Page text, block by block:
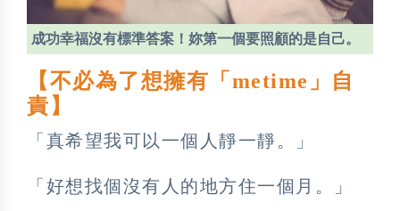
成功幸福沒有標準答案！妳第一個要照顧的是自己。
【不必為了想擁有「metime」自
責】
「真希望我可以一個人靜一靜。」
「好想找個沒有人的地方住一個月。」